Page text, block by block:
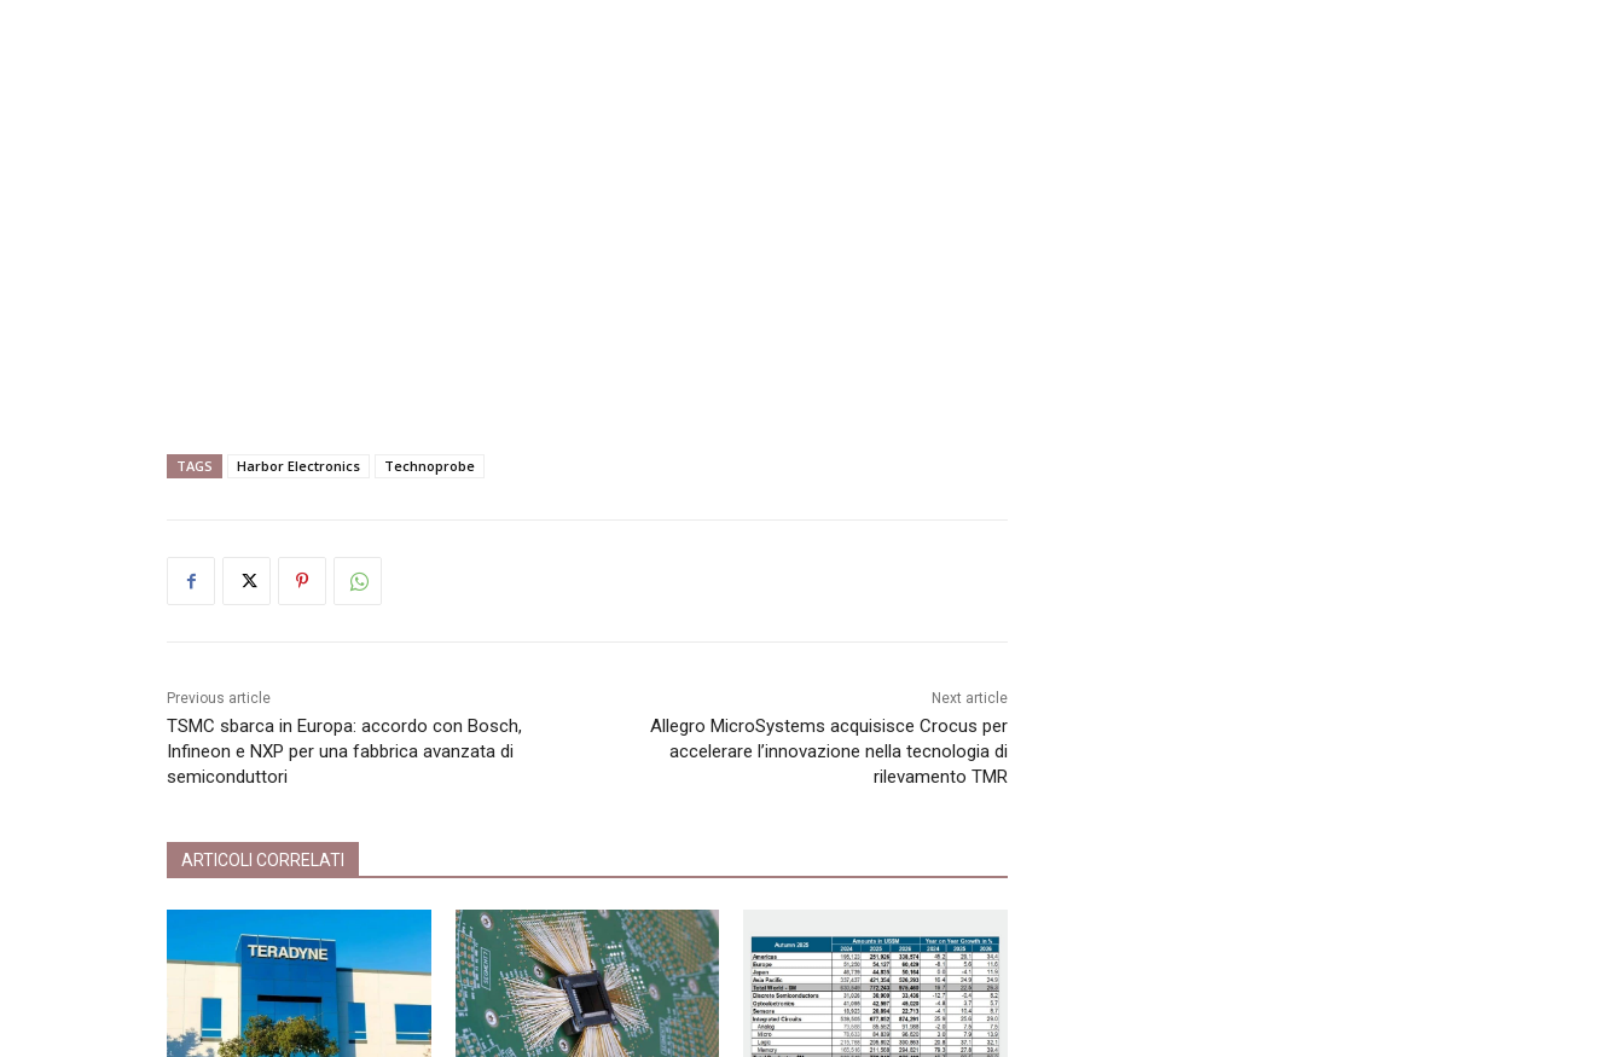
TAGS Harbor Electronics Technoprobe
Previous article
TSMC sbarca in Europa: accordo con Bosch,
Infineon e NXP per una fabbrica avanzata di
semiconduttori
Next article
Allegro MicroSystems acquisisce Crocus per
accelerare l’innovazione nella tecnologia di
rilevamento TMR
ARTICOLI CORRELATI